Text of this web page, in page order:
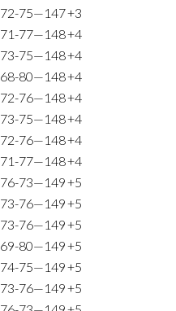
72-75—147+3
71-77—148+4
73-75—148+4
68-80—148+4
72-76—148+4
73-75—148+4
72-76—148+4
71-77—148+4
76-73—149+5
73-76—149+5
73-76—149+5
69-80—149+5
74-75—149+5
73-76—149+5